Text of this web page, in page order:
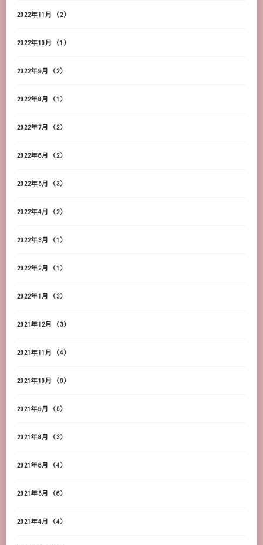
2022年11月 (2)
2022年10月 (1)
2022年9月 (2)
2022年8月 (1)
2022年7月 (2)
2022年6月 (2)
2022年5月 (3)
2022年4月 (2)
2022年3月 (1)
2022年2月 (1)
2022年1月 (3)
2021年12月 (3)
2021年11月 (4)
2021年10月 (6)
2021年9月 (5)
2021年8月 (3)
2021年6月 (4)
2021年5月 (6)
2021年4月 (4)